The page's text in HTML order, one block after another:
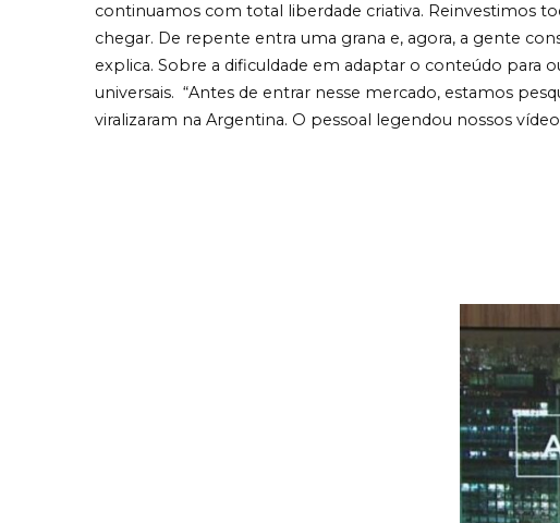
continuamos com total liberdade criativa. Reinvestimos
chegar. De repente entra uma grana e, agora, a gente
explica. Sobre a dificuldade em adaptar o conteúdo para
universais. “Antes de entrar nesse mercado, estamos
viralizaram na Argentina. O pessoal legendou nossos